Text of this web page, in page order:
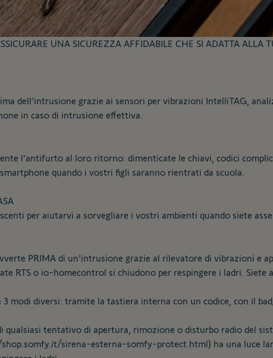
UNA SICUREZZA AFFIDABILE CHE SI ADATTA
dell'intrusione grazie ai sensori per vibrazioni IntelliTAG,
in caso di intrusione effettiva.
l'antifurto al loro ritorno: dimenticate le chiavi, codici
quando i vostri figli saranno rientrati da scuola.
per aiutarvi a sorvegliare i vostri ambienti quando siete
PRIMA di un'intrusione grazie al rilevatore di vibrazioni e
RTS o io-homecontrol si chiudono per respingere i ladri. Siete
modi diversi: tramite la tastiera interna con un codice, con il
tentativo di apertura, rimozione o disturbo radio del
sirena-esterna-somfy-protect.html) ha una luce